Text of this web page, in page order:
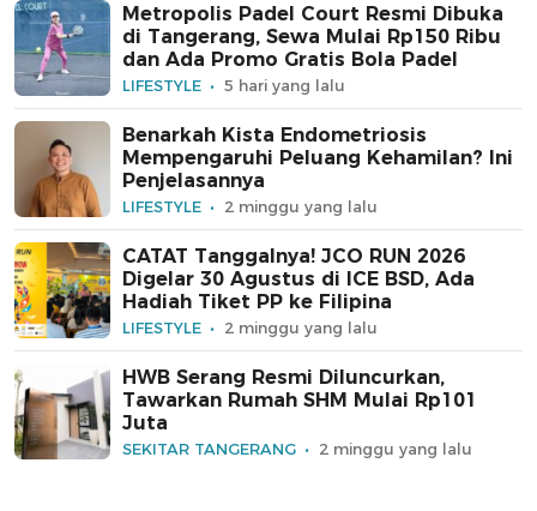
Metropolis Padel Court Resmi Dibuka
di Tangerang, Sewa Mulai Rp150 Ribu
dan Ada Promo Gratis Bola Padel
LIFESTYLE 5 hari yang lalu
Benarkah Kista Endometriosis
Mempengaruhi Peluang Kehamilan? Ini
Penjelasannya
LIFESTYLE 2 minggu yang lalu
CATAT Tanggalnya! JCO RUN 2026
Digelar 30 Agustus di ICE BSD, Ada
Hadiah Tiket PP ke Filipina
LIFESTYLE 2 minggu yang lalu
HWB Serang Resmi Diluncurkan,
Tawarkan Rumah SHM Mulai Rp101
Juta
SEKITAR TANGERANG 2 minggu yang lalu